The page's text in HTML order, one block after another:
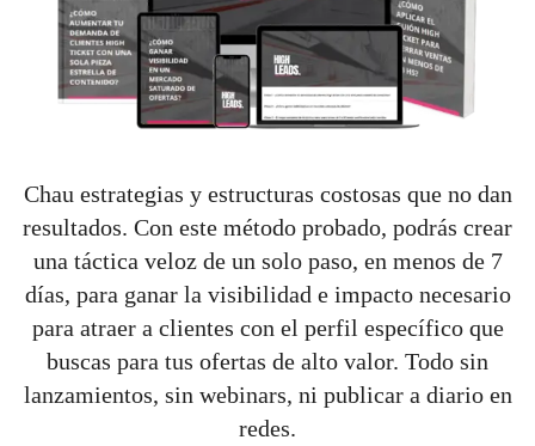
Chau estrategias y estructuras costosas que no dan
resultados. Con este método probado, podrás crear
una táctica veloz de un solo paso, en menos de 7
días, para ganar la visibilidad e impacto necesario
para atraer a clientes con el perfil específico que
buscas para tus ofertas de alto valor. Todo sin
lanzamientos, sin webinars, ni publicar a diario en
redes.